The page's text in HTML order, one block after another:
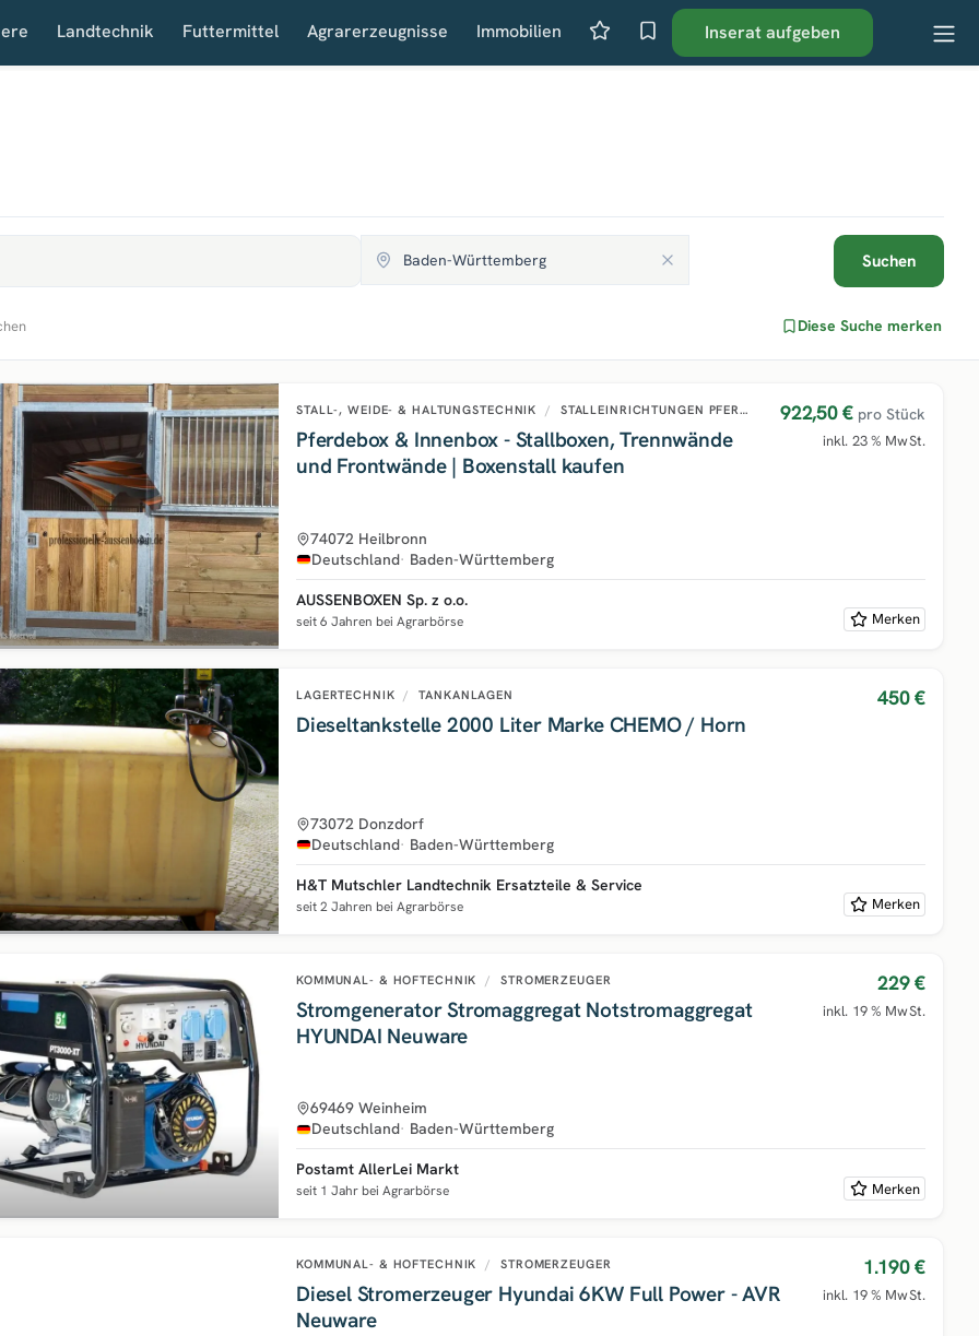
Landtechnik Futtermittel Agrarerzeugnisse Immobilien Inserat aufgeben
Suchen
Diese Suche merken
STALL-, WEIDE- & HALTUNGSTECHNIK / STALLEINRICHTUNGEN PFERDE
Pferdebox & Innenbox - Stallboxen, Trennwände
und Frontwände | Boxenstall kaufen
922,50 € pro Stück
inkl. 23 % MwSt.
74072 Heilbronn
Deutschland Baden-Württemberg
AUSSENBOXEN Sp. z o.o.
seit 6 Jahren bei Agrarbörse Merken
LAGERTECHNIK / TANKANLAGEN
Dieseltankstelle 2000 Liter Marke CHEMO / Horn
450 €
73072 Donzdorf
Deutschland Baden-Württemberg
H&T Mutschler Landtechnik Ersatzteile & Service
seit 2 Jahren bei Agrarbörse Merken
KOMMUNAL- & HOFTECHNIK / STROMERZEUGER
Stromgenerator Stromaggregat Notstromaggregat
HYUNDAI Neuware
229 €
inkl. 19 % MwSt.
69469 Weinheim
Deutschland Baden-Württemberg
Postamt AllerLei Markt
seit 1 Jahr bei Agrarbörse Merken
KOMMUNAL- & HOFTECHNIK / STROMERZEUGER
Diesel Stromerzeuger Hyundai 6KW Full Power - AVR
Neuware
1.190 €
inkl. 19 % MwSt.